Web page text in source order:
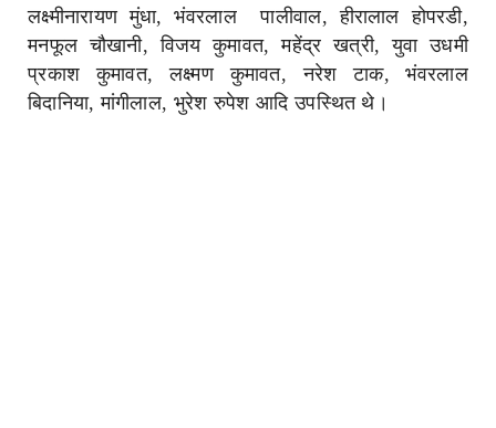
लक्ष्मीनारायण मुंधा, भंवरलाल पालीवाल, हीरालाल होपरडी,
मनफूल चौखानी, विजय कुमावत, महेंद्र खत्री, युवा उधमी
प्रकाश कुमावत, लक्ष्मण कुमावत, नरेश टाक, भंवरलाल
बिदानिया, मांगीलाल, भुरेश रुपेश आदि उपस्थित थे।